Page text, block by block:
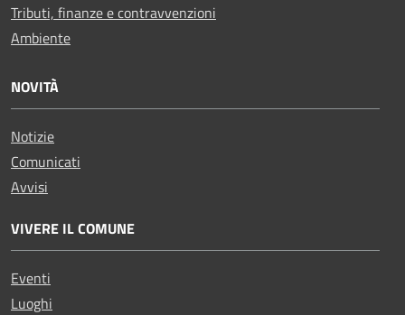
Tributi, finanze e contravvenzioni
Ambiente
NOVITÀ
Notizie
Comunicati
Avvisi
VIVERE IL COMUNE
Eventi
Luoghi